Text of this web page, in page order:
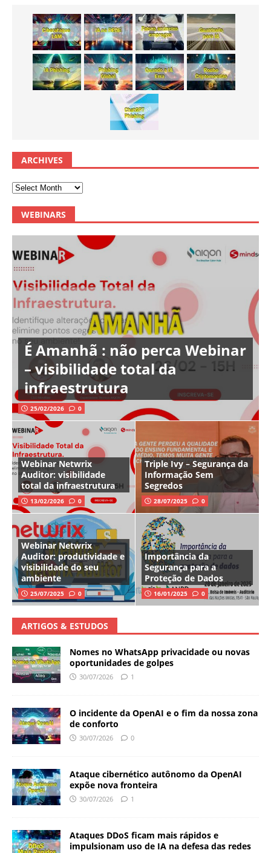
ARCHIVES
WEBINARS
É Amanhã : não perca Webinar
– visibilidade total da
infraestrutura
25/02/2026 0
Webinar Netwrix
Auditor: visibilidade
total da infraestrutura
13/02/2026 0
Triple Ivy – Segurança da
Informação Sem
Segredos
28/07/2025 0
Webinar Netwrix
Auditor: produtividade e
visibilidade do seu
ambiente
25/07/2025 0
Importância da
Segurança para a
Proteção de Dados
16/01/2025 0
ARTIGOS & ESTUDOS
Nomes no WhatsApp privacidade ou novas
oportunidades de golpes
30/07/2026 1
O incidente da OpenAI e o fim da nossa zona
de conforto
30/07/2026 0
Ataque cibernético autônomo da OpenAI
expõe nova fronteira
30/07/2026 1
Ataques DDoS ficam mais rápidos e
impulsionam uso de IA na defesa das redes